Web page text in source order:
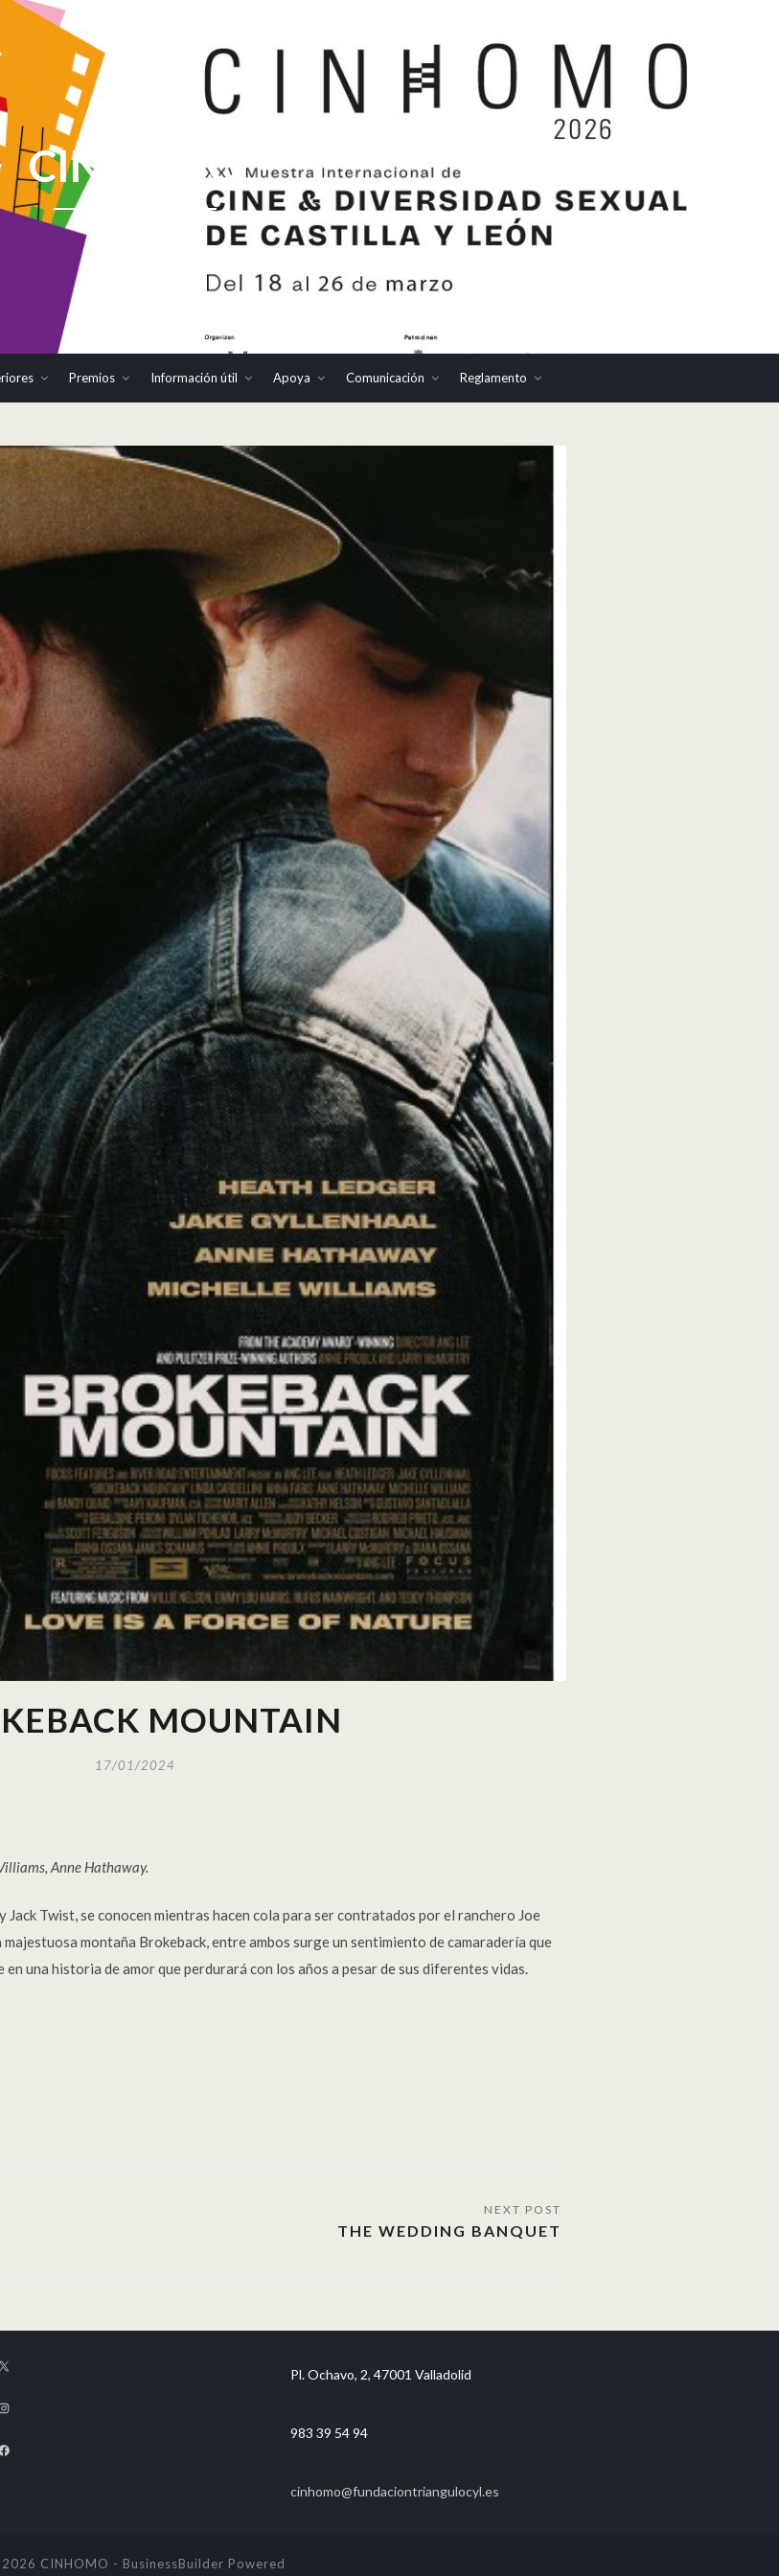
CINHOMO
Premios Información útil Apoya Comunicación Reglamento
MOUNTAIN
17/01/2024
Anne Hathaway.
Twist, se conocen mientras hacen cola para ser contratados por el ranchero Joe
montaña Brokeback, entre ambos surge un sentimiento de camaradería que
una historia de amor que perdurará con los años a pesar de sus diferentes vidas.
THE WEDDING BANQUET
Pl. Ochavo, 2, 47001 Valladolid
983 39 54 94
cinhomo@fundaciontriangulocyl.es
CINHOMO - BusinessBuilder Powered